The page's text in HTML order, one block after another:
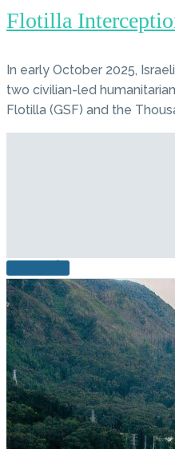
Flotilla
In early October 2025,
two civilian-led
Flotilla (GSF) and the